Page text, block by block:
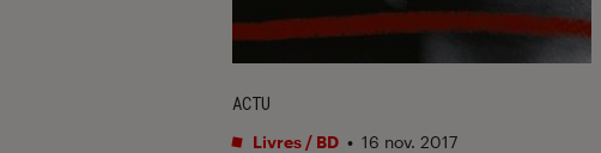
ACTU
Livres / BD • 16 nov. 2017